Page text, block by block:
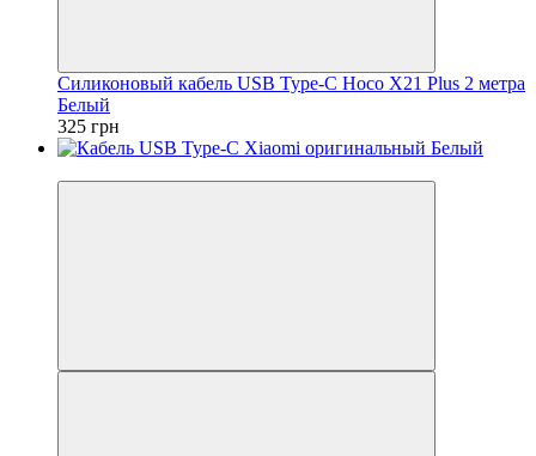
Силиконовый кабель USB Type-C Hoco X21 Plus 2 метра
Белый
325 грн